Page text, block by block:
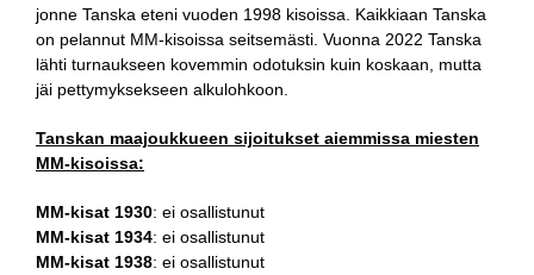
jonne Tanska eteni vuoden 1998 kisoissa. Kaikkiaan Tanska
on pelannut MM-kisoissa seitsemästi. Vuonna 2022 Tanska
lähti turnaukseen kovemmin odotuksin kuin koskaan, mutta
jäi pettymyksekseen alkulohkoon.
Tanskan maajoukkueen sijoitukset aiemmissa miesten
MM-kisoissa:
MM-kisat 1930: ei osallistunut
MM-kisat 1934: ei osallistunut
MM-kisat 1938: ei osallistunut